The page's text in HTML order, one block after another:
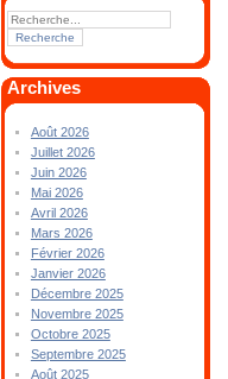
Archives
Août 2026
Juillet 2026
Juin 2026
Mai 2026
Avril 2026
Mars 2026
Février 2026
Janvier 2026
Décembre 2025
Novembre 2025
Octobre 2025
Septembre 2025
Août 2025